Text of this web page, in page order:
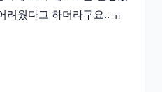
려웠다고 하더라구요.. ㅠ